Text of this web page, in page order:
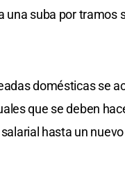
una suba por tramos
domésticas se
que se deben
hasta un